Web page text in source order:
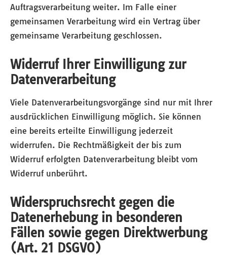
Auftragsverarbeitung weiter. Im Falle einer
gemeinsamen Verarbeitung wird ein Vertrag über
gemeinsame Verarbeitung geschlossen.
Widerruf Ihrer Einwilligung zur
Datenverarbeitung
Viele Datenverarbeitungsvorgänge sind nur mit Ihrer
ausdrücklichen Einwilligung möglich. Sie können
eine bereits erteilte Einwilligung jederzeit
widerrufen. Die Rechtmäßigkeit der bis zum
Widerruf erfolgten Datenverarbeitung bleibt vom
Widerruf unberührt.
Widerspruchsrecht gegen die
Datenerhebung in besonderen
Fällen sowie gegen Direktwerbung
(Art. 21 DSGVO)